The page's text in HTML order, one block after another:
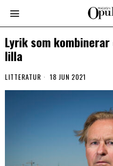
Lyrik som
lilla
LITTERATUR 18 JUN 2021